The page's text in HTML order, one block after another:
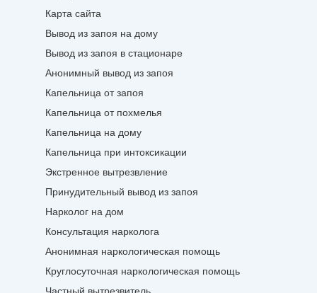
Карта сайта
Вывод из запоя на дому
Вывод из запоя в стационаре
Анонимный вывод из запоя
Капельница от запоя
Капельница от похмелья
Капельница на дому
Капельница при интоксикации
Экстренное вытрезвление
Принудительный вывод из запоя
Нарколог на дом
Консультация нарколога
Анонимная наркологическая помощь
Круглосуточная наркологическая помощь